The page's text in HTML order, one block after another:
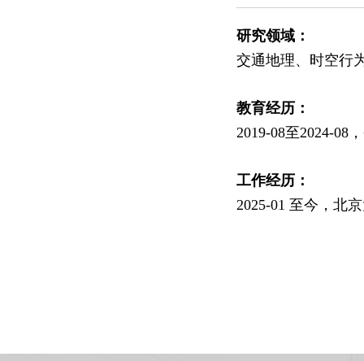
研究领域：
交通地理、时空行
教育经历：
2019-08至2024-08
工作经历：
2025-01 至今，北